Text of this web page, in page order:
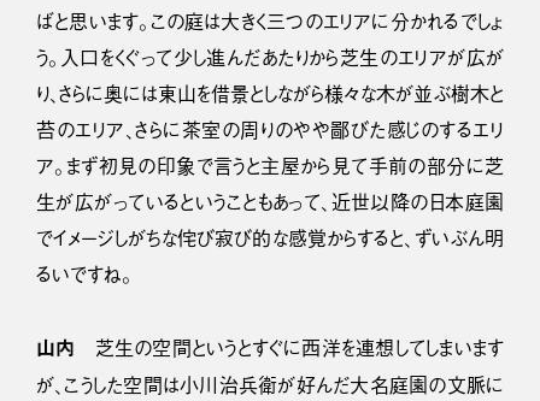
ばと思います。この庭は大きく三つのエリアに分かれるでしょ
う。入口をくぐって少し進んだあたりから芝生のエリアが広が
り、さらに奥には東山を借景としながら様々な木が並ぶ樹木と
苔のエリア、さらに茶室の周りのやや鄙びた感じのするエリ
ア。まず初見の印象で言うと主屋から見て手前の部分に芝
生が広がっているということもあって、近世以降の日本庭園
でイメージしがちな侘び寂び的な感覚からすると、ずいぶん明
るいですね。
山内 芝生の空間というとすぐに西洋を連想してしまいます
が、こうした空間は小川治兵衛が好んだ大名庭園の文脈に